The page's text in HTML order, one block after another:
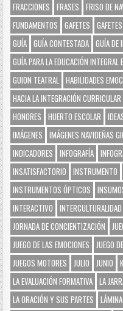
FRACCIONES
FRASES FRISO DE
FUNDAMENTOS
GAFETES
GUÍA GUÍA CONTESTADA GUÍA DE
GUÍA PARA LA EDUCACIÓN INTEGRAL
GUION TEATRAL HABILIDADES
HACIA LA INTEGRACIÓN CURRICULAR
HONORES
HUERTO ESCOLAR
IMÁGENES
IMÁGENES NAVIDEÑAS
INDICADORES
INFOGRAFÍA
INSATISFACTORIO
INSTRUMENTO
INSTRUMENTOS ÓPTICOS
INTERACTIVO
JORNADA DE CONCIENTIZACIÓN
JUEGO DE LAS EMOCIONES
JUEGO
JUEGOS MOTORES
JULIO JUNIO
LA EVALUACIÓN FORMATIVA LA
LA ORACIÓN Y SUS PARTES